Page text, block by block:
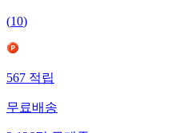
(10)
567적립
무료배송